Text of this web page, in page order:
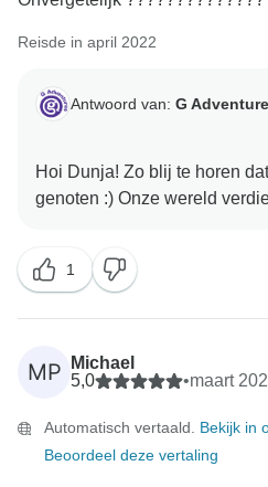
Reisde in april 2022
Antwoord van: G
Hoi Dunja! Zo blij te horen
1
MP
Michael
5,0
•maart
Automatisch vertaald. Bekijk in
Beoordeel deze vertaling